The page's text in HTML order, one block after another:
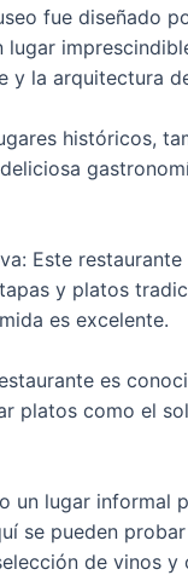
fue diseñado
lugar
y la arquitectura
históricos,
Este
y platos
es excelente.
es
platos como el
un lugar
se pueden
de vinos y